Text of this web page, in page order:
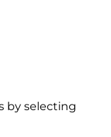
by selecting